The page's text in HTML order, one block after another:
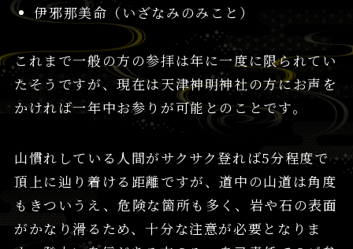
伊邪那美命（いざなみのみこと）
これまで一般の方の参拝は年に一度に限られてい
たそうですが、現在は天津神明神社の方にお声を
かければ一年中お参りが可能とのことです。
山慣れしている人間がサクサク登れば5分程度で
頂上に辿り着ける距離ですが、道中の山道は角度
もきついうえ、危険な箇所も多く、岩や石の表面
がかなり滑るため、十分な注意が必要となりま